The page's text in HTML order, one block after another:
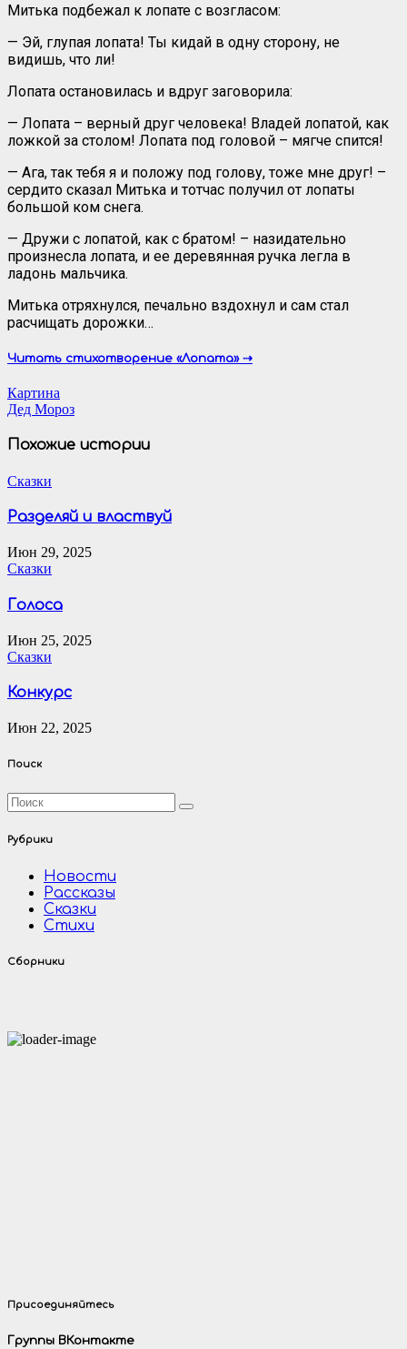
Митька подбежал к лопате с возгласом:
— Эй, глупая лопата! Ты кидай в одну сторону, не
видишь, что ли!
Лопата остановилась и вдруг заговорила:
— Лопата – верный друг человека! Владей лопатой, как
ложкой за столом! Лопата под головой – мягче спится!
— Ага, так тебя я и положу под голову, тоже мне друг! –
сердито сказал Митька и тотчас получил от лопаты
большой ком снега.
— Дружи с лопатой, как с братом! – назидательно
произнесла лопата, и ее деревянная ручка легла в
ладонь мальчика.
Митька отряхнулся, печально вздохнул и сам стал
расчищать дорожки…
Читать стихотворение «Лопата» ⇢
Навигация
по
записям
Картина
Дед Мороз
Похожие истории
Сказки
Разделяй и властвуй
Июн 29, 2025
Сказки
Голоса
Июн 25, 2025
Сказки
Конкурс
Июн 22, 2025
Поиск
Рубрики
Новости
Рассказы
Сказки
Стихи
Сборники
Присоединяйтесь
Группы ВКонтакте